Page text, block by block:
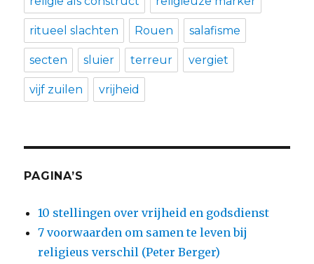
ritueel slachten Rouen salafisme
secten sluier terreur vergiet
vijf zuilen vrijheid
PAGINA’S
10 stellingen over vrijheid en godsdienst
7 voorwaarden om samen te leven bij
religieus verschil (Peter Berger)